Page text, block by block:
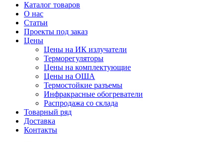
Каталог товаров
О нас
Статьи
Проекты под заказ
Цены
Цены на ИК излучатели
Терморегуляторы
Цены на комплектующие
Цены на ОША
Термостойкие разъемы
Инфракрасные обогреватели
Распродажа со склада
Товарный ряд
Доставка
Контакты